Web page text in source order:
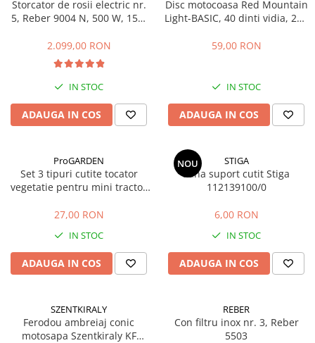
Masini de prelucrat fier-beton
Placi extra mari
Accesorii masini de taiat
Finisare si Prelucrare suprafete
Elicoptere pardoseala
Vibratoare beton
Scarificatoare beton
Aplicatoare cu banda
Accesorii prelucrare suprafete
Sisteme pompare
Pompe pentru zugravit si vopsit
Masini de tencuit
Pompe spuma poliuretanica
Echipamente marcaje rutiere
Storcator de rosii electric nr.
5, Reber 9004 N, 500 W, 150-
2.099,00 RON
IN STOC
ADAUGA IN COS
Disc motocoasa Red Mountain
Light-BASIC, 40 dinti vidia, 255
59,00 RON
IN STOC
ADAUGA IN COS
ProGARDEN
Set 3 tipuri cutite tocator
vegetatie pentru mini tractor
27,00 RON
IN STOC
ADAUGA IN COS
NOU STIGA
Pana suport cutit Stiga
112139100/0
6,00 RON
IN STOC
ADAUGA IN COS
SZENTKIRALY
Ferodou ambreiaj conic
motosapa Szentkiraly KF
REBER
Con filtru inox nr. 3, Reber
5503